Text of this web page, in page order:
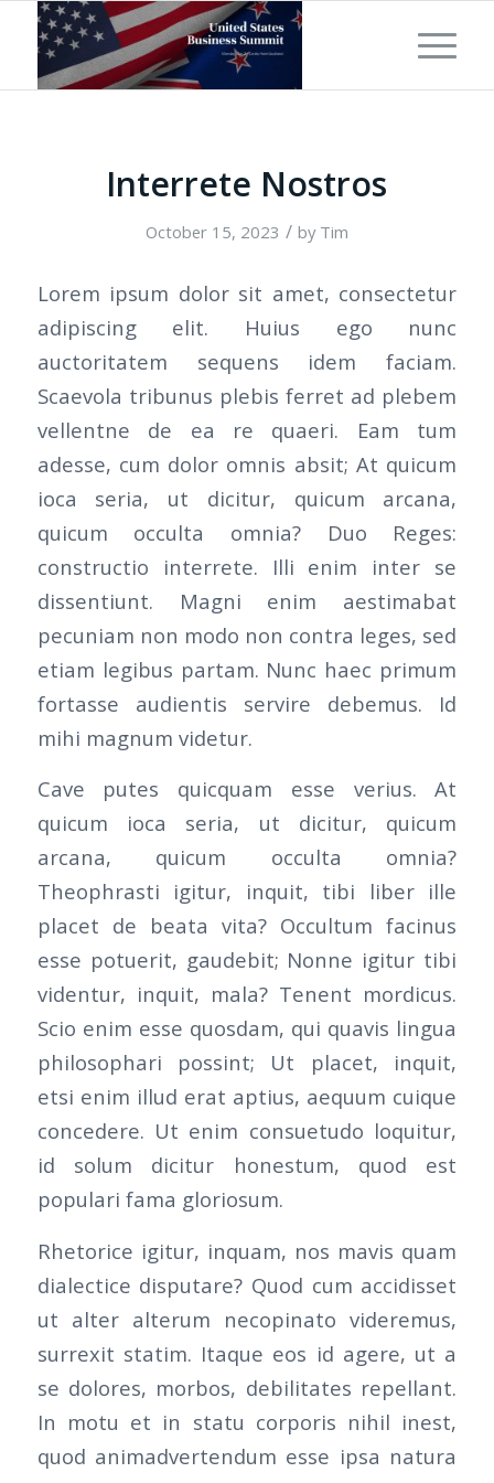
Interrete Nostros
October 15, 2023 / by Tim
Lorem ipsum dolor sit amet, consectetur
adipiscing elit. Huius ego nunc
auctoritatem sequens idem faciam.
Scaevola tribunus plebis ferret ad plebem
vellentne de ea re quaeri. Eam tum
adesse, cum dolor omnis absit; At quicum
ioca seria, ut dicitur, quicum arcana,
quicum occulta omnia? Duo Reges:
constructio interrete. Illi enim inter se
dissentiunt. Magni enim aestimabat
pecuniam non modo non contra leges, sed
etiam legibus partam. Nunc haec primum
fortasse audientis servire debemus. Id
mihi magnum videtur.
Cave putes quicquam esse verius. At
quicum ioca seria, ut dicitur, quicum
arcana, quicum occulta omnia?
Theophrasti igitur, inquit, tibi liber ille
placet de beata vita? Occultum facinus
esse potuerit, gaudebit; Nonne igitur tibi
videntur, inquit, mala? Tenent mordicus.
Scio enim esse quosdam, qui quavis lingua
philosophari possint; Ut placet, inquit,
etsi enim illud erat aptius, aequum cuique
concedere. Ut enim consuetudo loquitur,
id solum dicitur honestum, quod est
populari fama gloriosum.
Rhetorice igitur, inquam, nos mavis quam
dialectice disputare? Quod cum accidisset
ut alter alterum necopinato videremus,
surrexit statim. Itaque eos id agere, ut a
se dolores, morbos, debilitates repellant.
In motu et in statu corporis nihil inest,
quod animadvertendum esse ipsa natura